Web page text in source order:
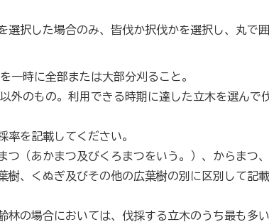
選択した場合のみ、皆伐か択伐かを選択し、丸で囲
一時に全部または大部分刈ること。
外のもの。利用できる時期に達した立木を選んで
率を記載してください。
つ（あかまつ及びくろまつをいう。）、からまつ、
樹、くぬぎ及びその他の広葉樹の別に区別して記載
林の場合においては、伐採する立木のうち最も多い